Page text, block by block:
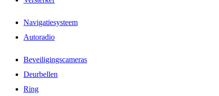
Navigatiesysteem
Autoradio
Beveiligingscameras
Deurbellen
Ring